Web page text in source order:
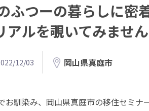
ふつーの暮らしに密
アルを覗いてみませ
12/03 岡山県真庭市
馴染み、岡山県真庭市の移住セミナー